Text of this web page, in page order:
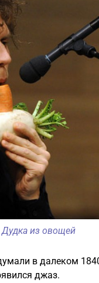
Дудка из овощей
в далеком
джаз.